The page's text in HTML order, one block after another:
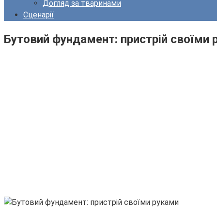
Догляд за тваринами
Сценарії
Бутовий фундамент: пристрій своїми